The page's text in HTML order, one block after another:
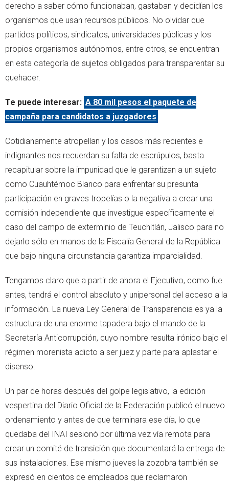
derecho a saber cómo funcionaban, gastaban y decidían los
organismos que usan recursos públicos. No olvidar que
partidos políticos, sindicatos, universidades públicas y los
propios organismos autónomos, entre otros, se encuentran
en esta categoría de sujetos obligados para transparentar su
quehacer.
Te puede interesar: A 80 mil pesos el paquete de
campaña para candidatos a juzgadores
Cotidianamente atropellan y los casos más recientes e
indignantes nos recuerdan su falta de escrúpulos, basta
recapitular sobre la impunidad que le garantizan a un sujeto
como Cuauhtémoc Blanco para enfrentar su presunta
participación en graves tropelías o la negativa a crear una
comisión independiente que investigue específicamente el
caso del campo de exterminio de Teuchitlán, Jalisco para no
dejarlo sólo en manos de la Fiscalía General de la República
que bajo ninguna circunstancia garantiza imparcialidad.
Tengamos claro que a partir de ahora el Ejecutivo, como fue
antes, tendrá el control absoluto y unipersonal del acceso a la
información. La nueva Ley General de Transparencia es ya la
estructura de una enorme tapadera bajo el mando de la
Secretaría Anticorrupción, cuyo nombre resulta irónico bajo el
régimen morenista adicto a ser juez y parte para aplastar el
disenso.
Un par de horas después del golpe legislativo, la edición
vespertina del Diario Oficial de la Federación publicó el nuevo
ordenamiento y antes de que terminara ese día, lo que
quedaba del INAI sesionó por última vez vía remota para
crear un comité de transición que documentará la entrega de
sus instalaciones. Ese mismo jueves la zozobra también se
expresó en cientos de empleados que reclamaron